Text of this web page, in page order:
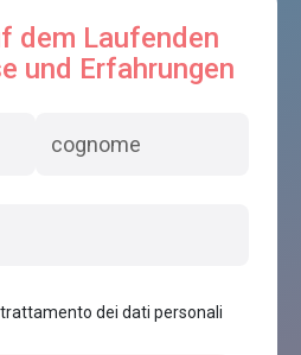
dem Laufenden
und Erfahrungen
dei dati personali